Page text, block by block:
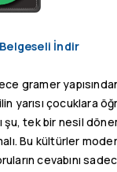
İndir
gramer
yarısı çocuklara
tek bir nesil
Bu kültürler
cevabını